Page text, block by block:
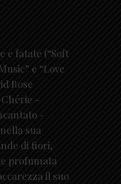
e fatate (“Soft
e “Love
Rose
-
-
sua
di fiori,
profumata
il suo